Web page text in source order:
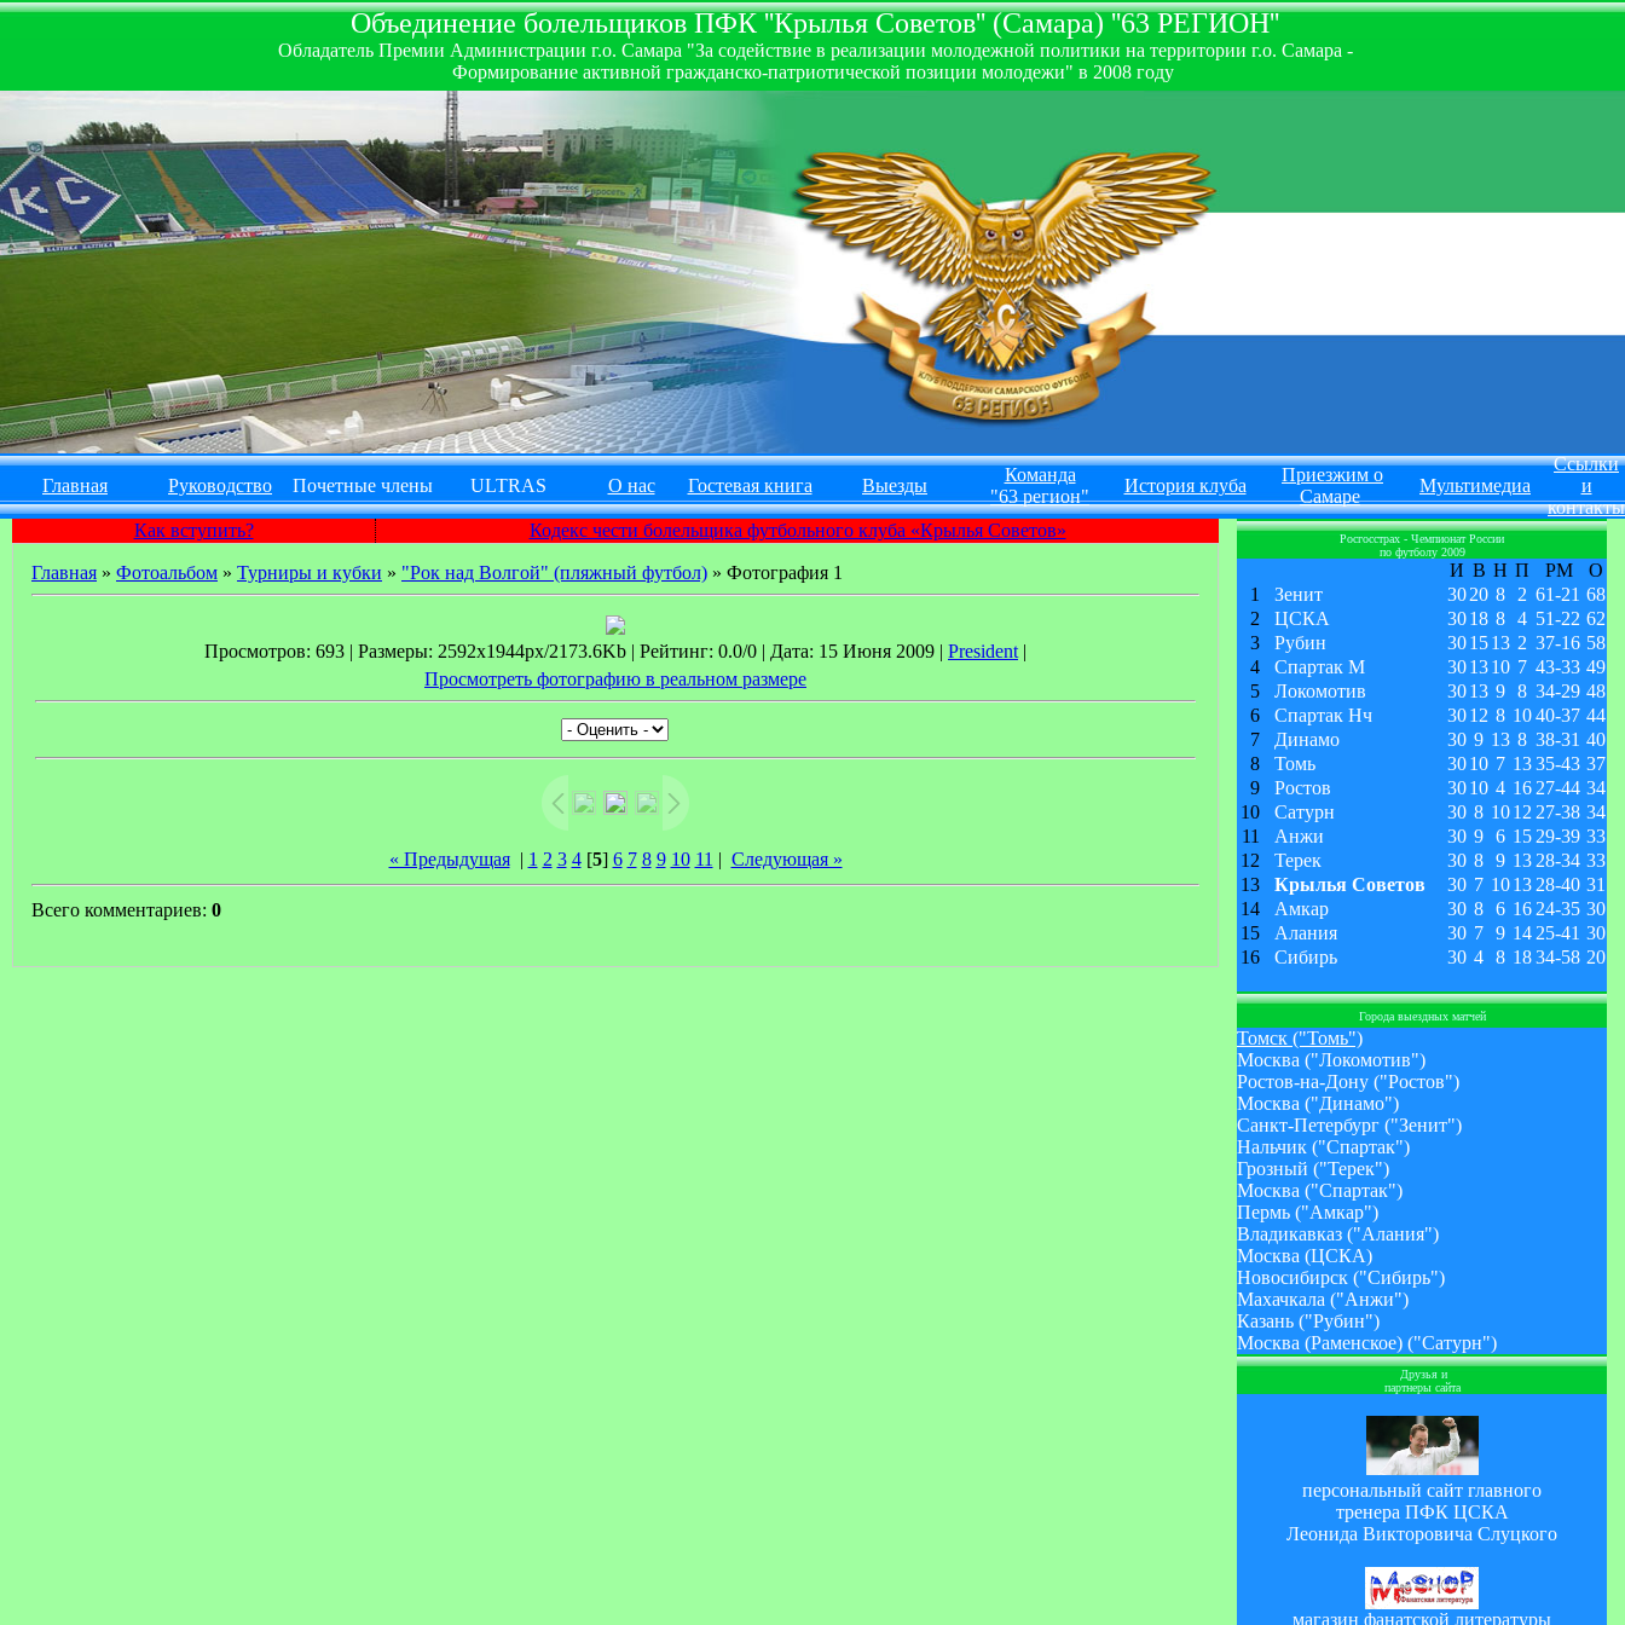
Объединение болельщиков ПФК ''Крылья Советов'' (Самара) ''63 РЕГИОН''
Обладатель Премии Администрации г.о. Самара "За содействие в реализации молодежной политики на территории г.о. Самара -
Формирование активной гражданско-патриотической позиции молодежи" в 2008 году
Главная Руководство Почетные члены ULTRAS О нас Гостевая книга Выезды
Команда
"63 регион"
История клуба
Приезжим о
Самаре
Мультимедиа
Ссылки
и
контакты
Как вступить?
Кодекс чести болельщика футбольного клуба «Крылья Советов»
Главная » Фотоальбом » Турниры и кубки » "Рок над Волгой" (пляжный футбол) » Фотография 1
Просмотров: 693 | Размеры: 2592x1944px/2173.6Kb | Рейтинг: 0.0/0 | Дата: 15 Июня 2009 | President |
Просмотреть фотографию в реальном размере
« Предыдущая| 1 2 3 4[5] 6 7 8 9 10 11 | Следующая »
Всего комментариев: 0
Росгосстрах - Чемпионат России
по футболу 2009
И В Н П РМ
О
1
Зенит 3020 8 2 61-21 68
2
ЦСКА 3018 8 4 51-22 62
3
Рубин 301513 2 37-16 58
4
Спартак М 301310 7 43-33 49
5
Локомотив 3013 9 8 34-29 48
6
Спартак Нч 3012 8 1040-37 44
7
Динамо 30 9 13 8 38-31 40
8
Томь 3010 7 1335-43 37
9
Ростов 3010 4 16 27-44 34
10
Сатурн 30 8 1012 27-38 34
11
Анжи 30 9 6 15 29-39 33
12
Терек 30 8 9 13 28-34 33
13
Крылья Советов 30 7 1013 28-40 31
14
Амкар 30 8 6 16 24-35 30
15
Алания 30 7 9 14 25-41 30
16
Сибирь 30 4 8 1834-58 20
Города выездных матчей
Томск ("Томь")
Москва ("Локомотив")
Ростов-на-Дону ("Ростов")
Москва ("Динамо")
Санкт-Петербург ("Зенит")
Нальчик ("Спартак")
Грозный ("Терек")
Москва ("Спартак")
Пермь ("Амкар")
Владикавказ ("Алания")
Москва (ЦСКА)
Новосибирск ("Сибирь")
Махачкала ("Анжи")
Казань ("Рубин")
Москва (Раменское) ("Сатурн")
Друзья и
партнеры сайта
персональный сайт главного
тренера ПФК ЦСКА
Леонида Викторовича Слуцкого
магазин фанатской литературы